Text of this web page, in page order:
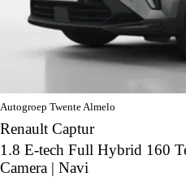
Autogroep Twente Almelo
Renault Captur
1.8 E-tech Full Hybrid 160
Camera | Navi